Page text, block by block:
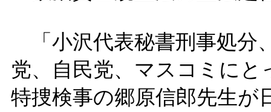
「小沢代表秘書刑事処分
党、自民党、マスコミに
特捜検事の郷原信郎先生が